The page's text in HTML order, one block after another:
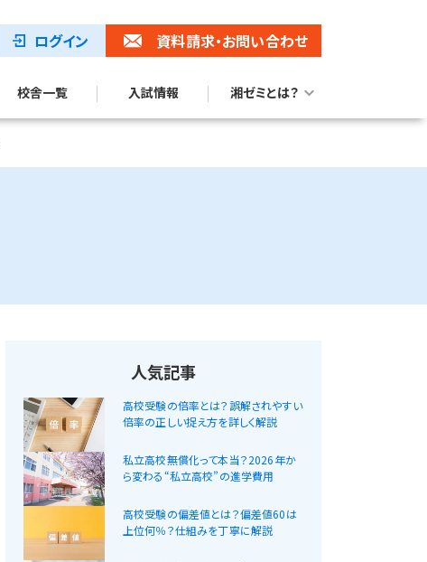
ログイン 資料請求・お問い合わせ
校舎一覧 入試情報 湘ゼミとは？
人気記事
高校受験の倍率とは？誤解されやすい
倍率の正しい捉え方を詳しく解説
私立高校無償化って本当？2026年か
ら変わる“私立高校”の進学費用
高校受験の偏差値とは？偏差値60は
上位何％？仕組みを丁寧に解説